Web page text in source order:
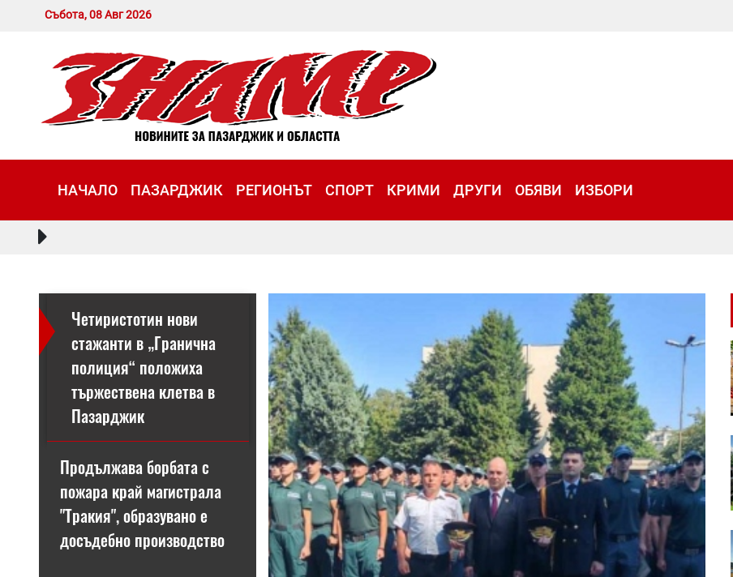
Събота, 08 Авг 2026
НАЧАЛО ПАЗАРДЖИК РЕГИОНЪТ СПОРТ КРИМИ ДРУГИ ОБЯВИ ИЗБОРИ
Четиристотин нови
стажанти в „Гранична
полиция“ положиха
тържествена клетва в
Пазарджик
Продължава борбата с
пожара край магистрала
"Тракия", образувано е
досъдебно производство